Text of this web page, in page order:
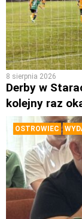
8 sierpnia 2026
Derby w
kolejny raz
OSTROWIEC